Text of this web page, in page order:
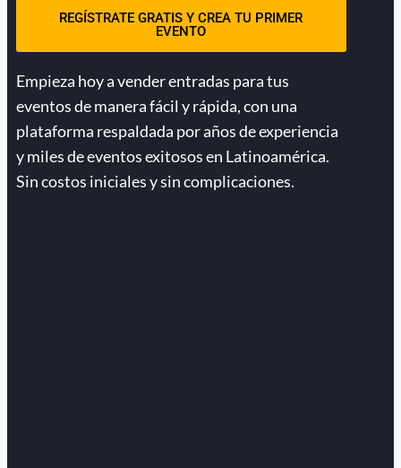
REGÍSTRATE GRATIS Y CREA TU PRIMER
EVENTO
Empieza hoy a vender entradas para tus
eventos de manera fácil y rápida, con una
plataforma respaldada por años de experiencia
y miles de eventos exitosos en Latinoamérica.
Sin costos iniciales y sin complicaciones.